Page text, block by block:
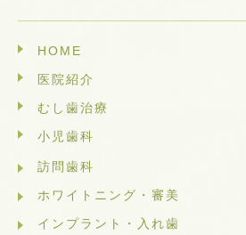
HOME
医院紹介
むし歯治療
小児歯科
訪問歯科
ホワイトニング・審美
インプラント・入れ歯